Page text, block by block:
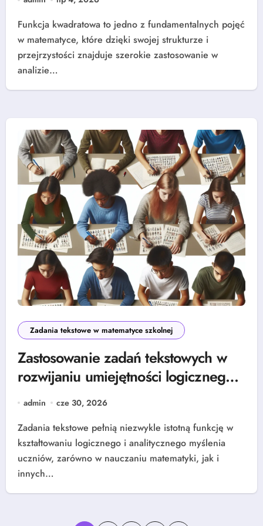
Funkcja kwadratowa to jedno z fundamentalnych pojęć
w matematyce, które dzięki swojej strukturze i
przejrzystości znajduje szerokie zastosowanie w
analizie…
Zadania tekstowe w matematyce szkolnej
Zastosowanie zadań tekstowych w
rozwijaniu umiejętności logicznego
myślenia u uczniów
admin cze 30, 2026
Zadania tekstowe pełnią niezwykle istotną funkcję w
kształtowaniu logicznego i analitycznego myślenia
uczniów, zarówno w nauczaniu matematyki, jak i
innych…